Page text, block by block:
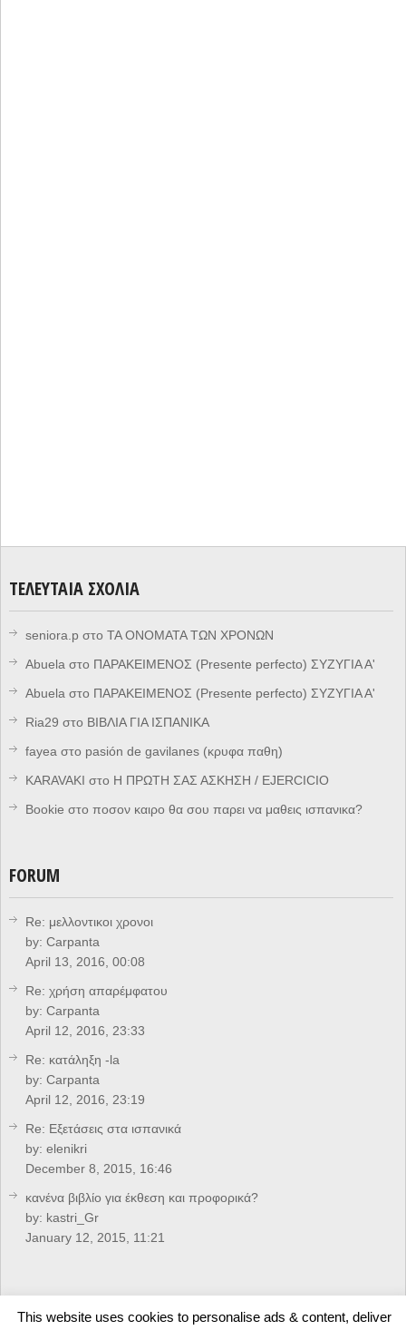
ΤΕΛΕΥΤΑΊΑ ΣΧΌΛΙΑ
seniora.p στο ΤΑ ΟΝΟΜΑΤΑ ΤΩΝ ΧΡΟΝΩΝ
Abuela στο ΠΑΡΑΚΕΙΜΕΝΟΣ (Presente perfecto) ΣΥΖΥΓΙΑ Α'
Abuela στο ΠΑΡΑΚΕΙΜΕΝΟΣ (Presente perfecto) ΣΥΖΥΓΙΑ Α'
Ria29 στο ΒΙΒΛΙΑ ΓΙΑ ΙΣΠΑΝΙΚΑ
fayea στο pasión de gavilanes (κρυφα παθη)
KARAVAKI στο Η ΠΡΩΤΗ ΣΑΣ ΑΣΚΗΣΗ / EJERCICIO
Bookie στο ποσον καιρο θα σου παρει να μαθεις ισπανικα?
FORUM
Re: μελλοντικοι χρονοι
by: Carpanta
April 13, 2016, 00:08
Re: χρήση απαρέμφατου
by: Carpanta
April 12, 2016, 23:33
Re: κατάληξη -la
by: Carpanta
April 12, 2016, 23:19
Re: Eξετάσεις στα ισπανικά
by: elenikri
December 8, 2015, 16:46
κανένα βιβλίο για έκθεση και προφορικά?
by: kastri_Gr
January 12, 2015, 11:21
CREDITS
This website uses cookies to personalise ads & content, deliver